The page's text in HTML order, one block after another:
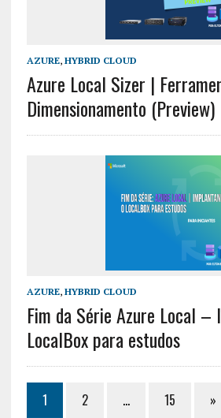
AZURE, HYBRID CLOUD
Azure Local Sizer |
Dimensionamento (Preview)
AZURE, HYBRID CLOUD
Fim da Série Azure Local –
LocalBox para estudos
1 2 … 15 »